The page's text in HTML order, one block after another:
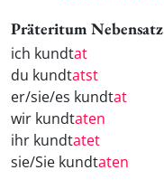
Präteritum Nebensatz
ich kundtat
du kundtatst
er/sie/es kundtat
wir kundtaten
ihr kundtatet
sie/Sie kundtaten